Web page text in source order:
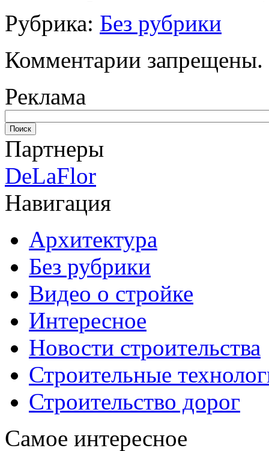
Рубрика: Без рубрики
Комментарии запрещены.
Реклама
Партнеры
DeLaFlor
Навигация
Архитектура
Без рубрики
Видео о стройке
Интересное
Новости строительства
Строительные
Строительство дорог
Самое интересное